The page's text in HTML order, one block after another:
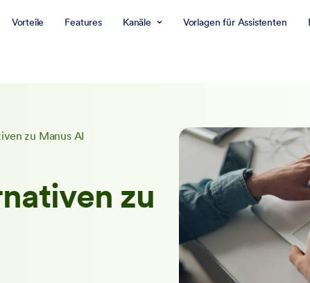
Vorteile Features Kanäle Vorlagen für Assistenten
zu Manus AI
zu